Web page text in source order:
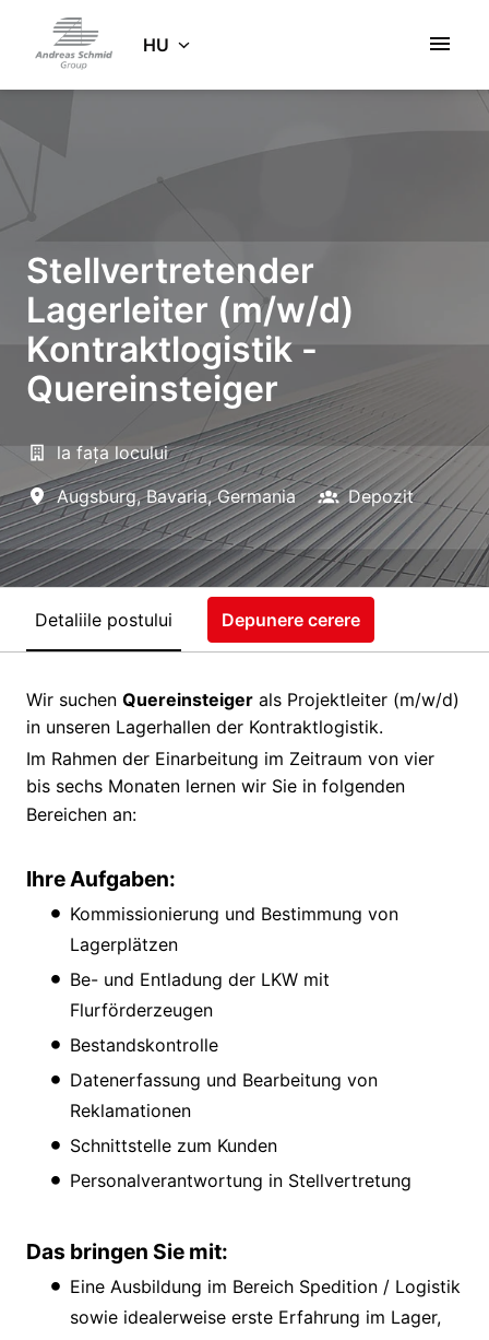
tartalomhoz
Kezdőlap HU
Stellvertretender
Lagerleiter (m/w/d)
Kontraktlogistik -
Quereinsteiger
la fața locului
Augsburg, Bavaria, Germania Depozit
Detaliile postului Depunere cerere
Wir suchen Quereinsteiger als Projektleiter (m/w/d)
in unseren Lagerhallen der Kontraktlogistik.
Im Rahmen der Einarbeitung im Zeitraum von vier
bis sechs Monaten lernen wir Sie in folgenden
Bereichen an:
Ihre Aufgaben:
Kommissionierung und Bestimmung von
Lagerplätzen
Be- und Entladung der LKW mit
Flurförderzeugen
Bestandskontrolle
Datenerfassung und Bearbeitung von
Reklamationen
Schnittstelle zum Kunden
Personalverantwortung in Stellvertretung
Das bringen Sie mit:
Eine Ausbildung im Bereich Spedition / Logistik
sowie idealerweise erste Erfahrung im Lager,